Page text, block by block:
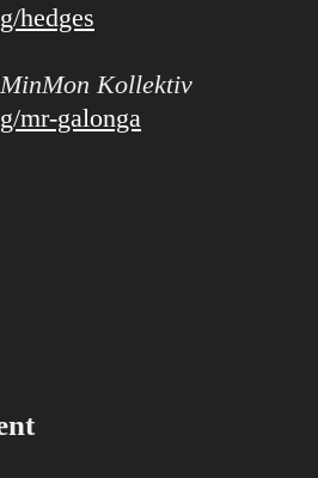
hedges
MinMon Kollektiv
mr-galonga